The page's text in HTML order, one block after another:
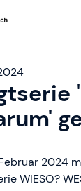
2024
WIESO?